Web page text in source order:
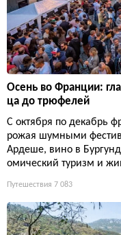
Осень во Франции:
ца до трюфелей
С октября по декабрь
рожая шумными
Ардеше, вино в
омический туризм и
Путешествия 7 083